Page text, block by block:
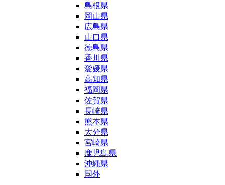
島根県
岡山県
広島県
山口県
徳島県
香川県
愛媛県
高知県
福岡県
佐賀県
長崎県
熊本県
大分県
宮崎県
鹿児島県
沖縄県
国外